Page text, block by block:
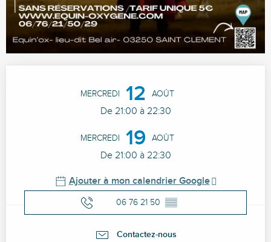
MERCREDI 12 AOÛT
De 21:00 à 22:30
MERCREDI 19 AOÛT
De 21:00 à 22:30
Ajouter à mon calendrier Google
06 76 21 50 ▒▒
Contactez-nous